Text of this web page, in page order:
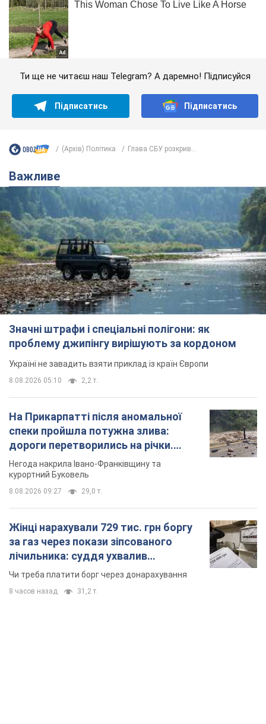
Ти ще не читаєш наш Telegram? А даремно! Підписуйся
Підписатись Підписатись
(Архів) Політика Глава СБУ розкрив...
Важливе
Значні штрафи і спеціальні полігони: як
проблему джипінгу вирішують за кордоном
Україні не завадить взяти приклад із країн Європи
8.08.2026 05:10 2,2 т.
На Прикарпатті після аномальної
спеки пройшла потужна злива:
дороги перетворились на річки.
Відео
Негода накрила Івано-Франківщину та
курортний Буковель
8.08.2026 09:27 29,0 т.
Жінці нарахували 729 тис. грн боргу
за газ через покази зіпсованого
лічильника: суддя ухвалив
неочікуване рішення
Чи треба платити борг через донарахування
8 часов назад 31,2 т.